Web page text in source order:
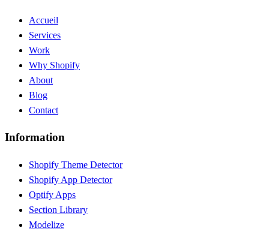
Accueil
Services
Work
Why Shopify
About
Blog
Contact
Information
Shopify Theme Detector
Shopify App Detector
Optify Apps
Section Library
Modelize